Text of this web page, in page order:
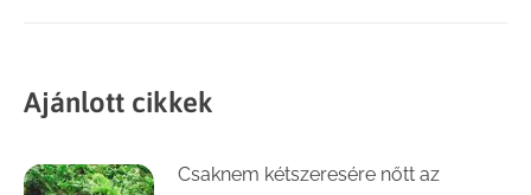
Ajánlott cikkek
Csaknem kétszeresére nőtt az